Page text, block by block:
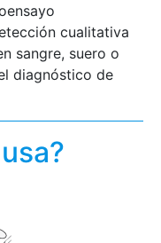
cualitativa
sangre, suero o
diagnóstico de